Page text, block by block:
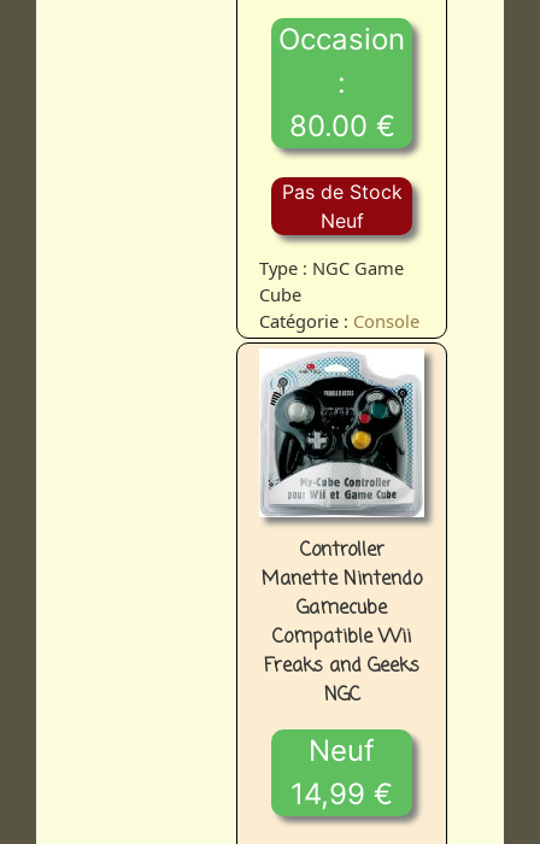
Occasion
:
80.00 €
Pas de Stock
Neuf
Type : NGC Game
Cube
Catégorie : Console
Controller
Manette Nintendo
Gamecube
Compatible Wii
Freaks and Geeks
NGC
Neuf
14,99 €